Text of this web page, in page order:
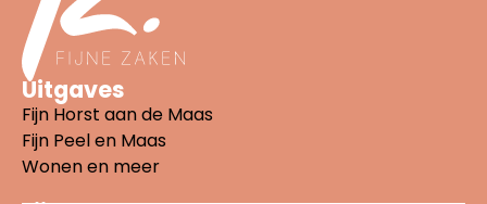
Uitgaves
Fijn Horst aan de Maas
Fijn Peel en Maas
Wonen en meer